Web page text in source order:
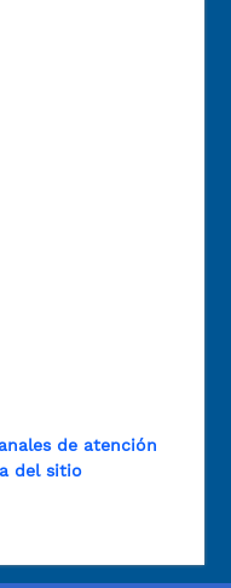
de atención
del sitio